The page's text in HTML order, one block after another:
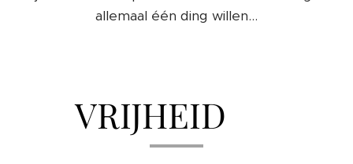
allemaal één ding willen...
VRIJHEID 🌈